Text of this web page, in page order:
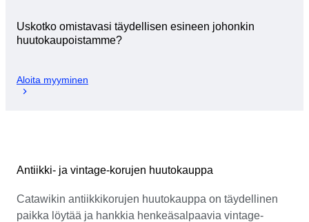
Uskotko omistavasi täydellisen esineen johonkin
huutokaupoistamme?
Aloita myyminen
Antiikki- ja vintage-korujen huutokauppa
Catawikin antiikkikorujen huutokauppa on täydellinen
paikka löytää ja hankkia henkeäsalpaavia vintage-